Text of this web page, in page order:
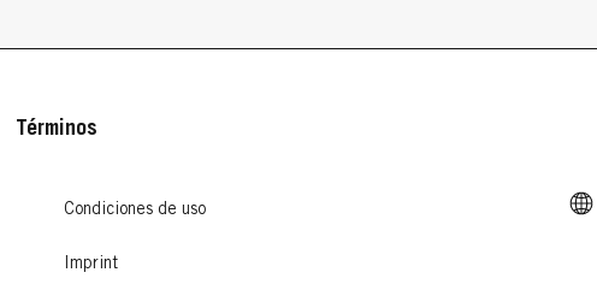
Términos
Condiciones de uso
Imprint